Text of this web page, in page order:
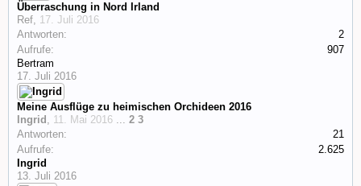
Überraschung in Nord Irland
Ref, 17. Juli 2016
Antworten:
2
Aufrufe:
907
Bertram
17. Juli 2016
Meine Ausflüge zu heimischen Orchideen 2016
Ingrid , 11. Mai 2016 ... 2 3
Antworten:
21
Aufrufe:
2.625
Ingrid
13. Juli 2016